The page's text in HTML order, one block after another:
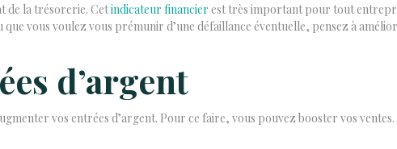
de la trésorerie. Cetindicateur financier est très important pour tout
vous voulez vous prémunir d’une défaillance éventuelle, pensez à
d’argent
vos entrées d’argent. Pour ce faire, vous pouvez booster vos